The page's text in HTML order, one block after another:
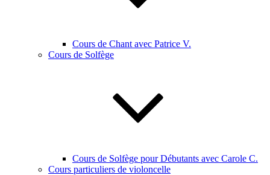
Cours de Chant avec Patrice V.
Cours de Solfège
Cours de Solfège pour Débutants avec Carole C.
Cours particuliers de violoncelle